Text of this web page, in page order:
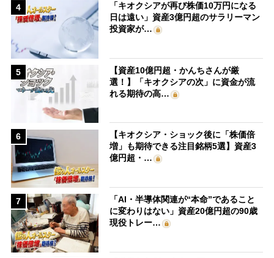
4
「キオクシアが再び株価10万円になる
日は遠い」資産3億円超のサラリーマン
投資家が…
5
【資産10億円超・かんちさんが厳
選！】「キオクシアの次」に資金が流
れる期待の高…
6
【キオクシア・ショック後に「株価倍
増」も期待できる注目銘柄5選】資産3
億円超・…
7
「AI・半導体関連が“本命”であること
に変わりはない」資産20億円超の90歳
現役トレー…